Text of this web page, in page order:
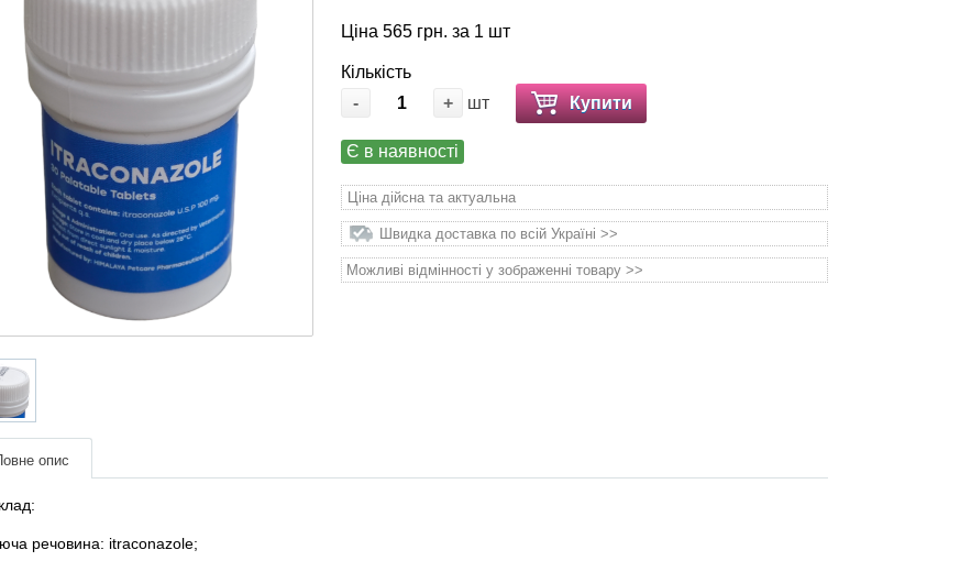
Ціна 565 грн. за 1 шт
Кількість
-
+ шт Купити
Є в наявності
Ціна дійсна та актуальна
Швидка доставка по всій Україні >>
Можливі відмінності у зображенні товару >>
опис
речовина: itraconazole;